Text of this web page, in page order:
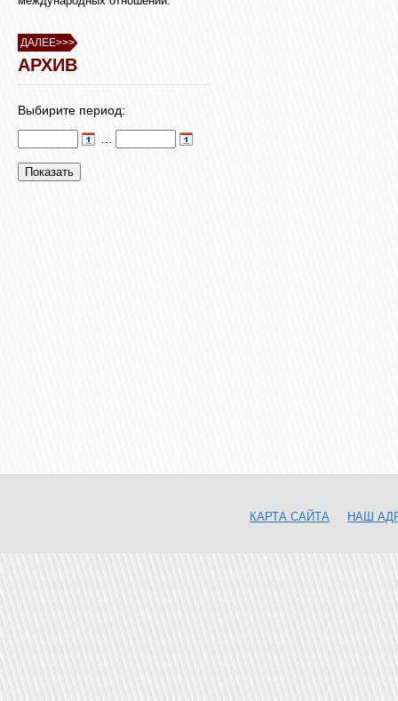
ДАЛЕЕ>>>
АРХИВ
Выбирите период:
КАРТА САЙТА НАШ